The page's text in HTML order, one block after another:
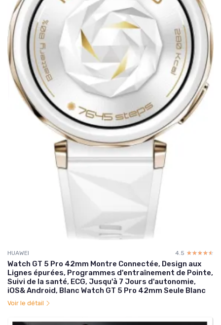
HUAWEI 4.5 ☆☆☆☆☆
★★★★★
Watch GT 5 Pro 42mm Montre Connectée, Design aux
Lignes épurées, Programmes d'entraînement de Pointe,
Suivi de la santé, ECG, Jusqu'à 7 Jours d'autonomie,
iOS& Android, Blanc Watch GT 5 Pro 42mm Seule Blanc
Voir le détail